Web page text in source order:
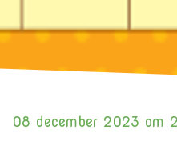
08 december 2023 om